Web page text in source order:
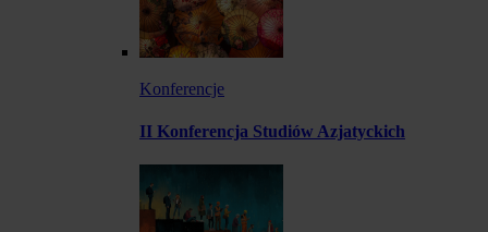
Konferencje
II Konferencja Studiów Azjatyckich